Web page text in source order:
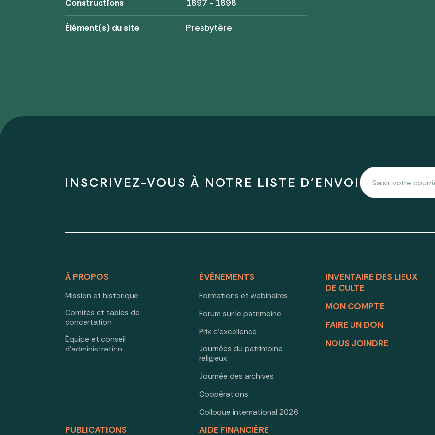
Constructions 1897 - 1898
Élément(s) du site Presbytère
INSCRIVEZ-VOUS À NOTRE LISTE D'ENVOI
À PROPOS
Mission et historique
Comités et tables de
concertation
Équipe et conseil
d’administration
ÉVÉNEMENTS
Formations et webinaires
Forum sur le patrimoine
Prix d’excellence
Journées du patrimoine
religieux
Journée des archives
Coopérations
Colloque international 2026
PUBLICATIONS AIDE FINANCIÈRE
INVENTAIRE DES LIEUX
DE CULTE
MON COMPTE
FAIRE UN DON
NOUS JOINDRE